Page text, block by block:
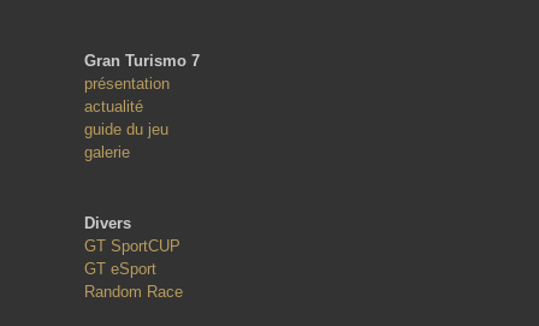
Gran Turismo 7
présentation
actualité
guide du jeu
galerie
Divers
GT SportCUP
GT eSport
Random Race